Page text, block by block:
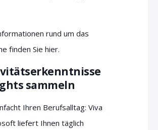
rund um das
finden Sie hier.
sammeln
Ihren Berufsalltag: Viva
liefert Ihnen täglich